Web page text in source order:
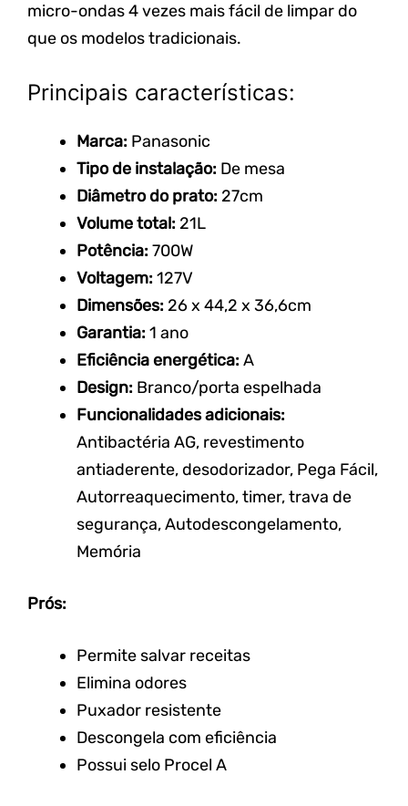
micro-ondas 4 vezes mais fácil de limpar do
que os modelos tradicionais.
Principais características:
Marca: Panasonic
Tipo de instalação: De mesa
Diâmetro do prato:27cm
Volume total:21L
Potência:700W
Voltagem:127V
Dimensões:26 x 44,2 x 36,6cm
Garantia:1 ano
Eficiência energética:A
Design: Branco/porta espelhada
Funcionalidades adicionais:
Antibactéria AG, revestimento
antiaderente, desodorizador, Pega Fácil,
Autorreaquecimento, timer, trava de
segurança,Autodescongelamento,
Memória
Prós:
Permite salvar receitas
Elimina odores
Puxador resistente
Descongela com eficiência
Possui selo Procel A